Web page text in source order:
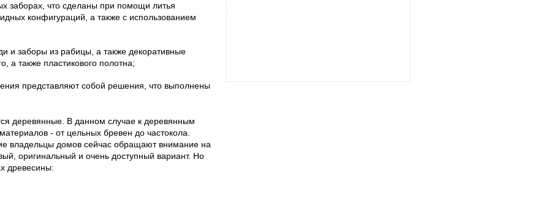
заборах, что сделаны при помощи литья
конфигураций, а также с использованием
и заборы из рабицы, а также декоративные
а также пластикового полотна;
представляют собой решения, что выполнены
деревянные. В данном случае к деревянным
- от цельных бревен до частокола.
владельцы домов сейчас обращают внимание на
оригинальный и очень доступный вариант. Но
древесины: